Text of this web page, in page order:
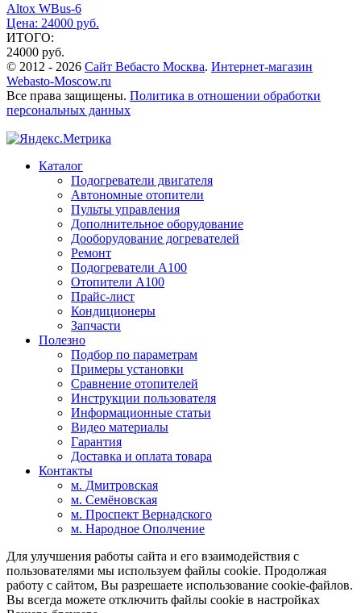
Altox WBus-6
Цена: 24000 руб.
ИТОГО:
24000 руб.
© 2012 - 2026 Сайт Вебасто Москва. Интернет-магазин
Webasto-Moscow.ru
Все права защищены. Политика в отношении обработки
персональных данных
Каталог
Подогреватели двигателя
Автономные отопители
Пульты управления
Дополнительное оборудование
Дооборудование догревателей
Ремонт
Подогреватели A100
Отопители A100
Прайс-лист
Кондиционеры
Запчасти
Полезно
Подбор по параметрам
Примеры установки
Сравнение отопителей
Инструкции пользователя
Информационные статьи
Видео материалы
Гарантия
Доставка и оплата товара
Контакты
м. Дмитровская
м. Семёновская
м. Проспект Вернадского
м. Народное Ополчение
Для улучшения работы сайта и его взаимодействия с
пользователями мы используем файлы cookie. Продолжая
работу с сайтом, Вы разрешаете использование cookie-файлов.
Вы всегда можете отключить файлы cookie в настройках